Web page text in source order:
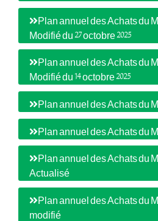
Plan annuel des Achats du
Modifié du 27 octobre 2025
Plan annuel des Achats du
Modifié du 14 octobre 2025
Plan annuel des Achats du
Plan annuel des Achats du
Plan annuel des Achats du
Actualisé
Plan annuel des Achats du
modifié